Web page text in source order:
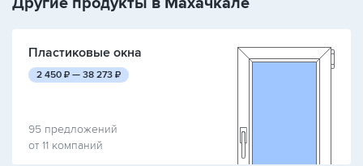
Пластиковые окна
2 450 руб.
₽ — 38 273 руб.
₽
95 предложений
от 11 компаний